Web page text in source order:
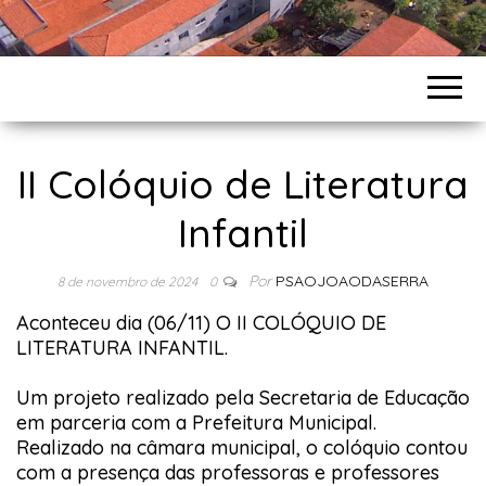
II Colóquio de Literatura
Infantil
8 de novembro de 2024 0 Por PSAOJOAODASERRA
Aconteceu dia (06/11) O II COLÓQUIO DE
LITERATURA INFANTIL.
Um projeto realizado pela Secretaria de Educação
em parceria com a Prefeitura Municipal.
Realizado na câmara municipal, o colóquio contou
com a presença das professoras e professores